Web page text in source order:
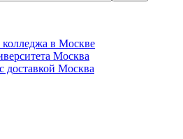
колледжа в Москве
Москва
доставкой Москва